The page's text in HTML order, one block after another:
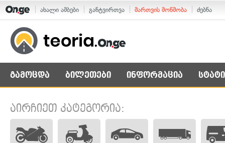
ახალი ამბები განტვირთვა მართვის მოწმობა ძებნა
გამოცდა ბილეთები ინფორმაცია
აირჩიეთ კატეგორია: